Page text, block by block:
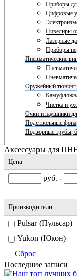
Приборы
Цифровые
Нивелиры
Лазерные
Приборы
Пневматические
Оружейный
Чистка и
Очки и наушники
Подствольные
Подзорные трубы,
Аксессуары для
Цена
руб. -
Производители
Pulsar (Пульсар)
Yukon (Юкон)
Сброс
Последние записи